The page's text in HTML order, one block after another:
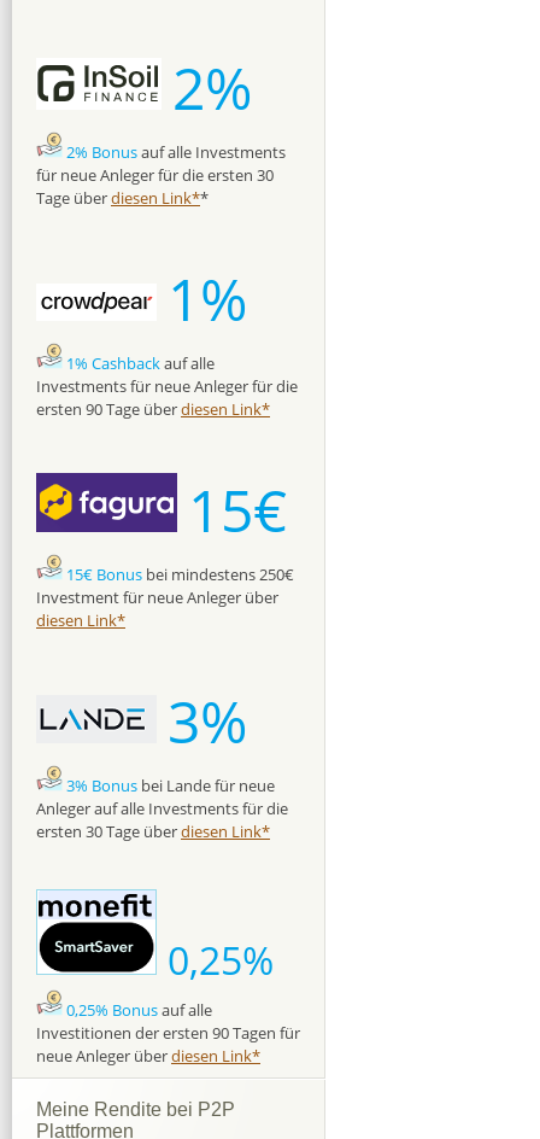
2%
2% Bonusauf alle Investments
für neue Anleger für die ersten 30
Tage überdiesen Link**
1%
1% Cashbackauf alle
Investments für neue Anleger für die
ersten 90 Tage überdiesen Link*
15€
15€ Bonus bei mindestens 250€
Investment für neue Anleger über
diesen Link*
3%
3% Bonus bei Lande für neue
Anleger auf alle Investments für die
ersten 30 Tage überdiesen Link*
0,25%
0,25% Bonusauf alle
Investitionen der ersten 90 Tagen für
neue Anleger überdiesen Link*
Meine Rendite bei P2P
Plattformen